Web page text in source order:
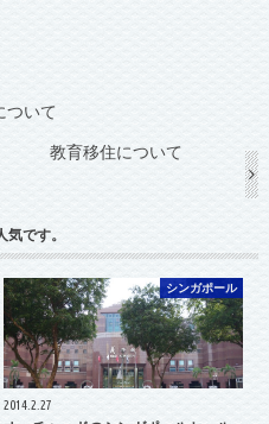
ついて
教育移住について
です。
シンガポール
2014.2.27